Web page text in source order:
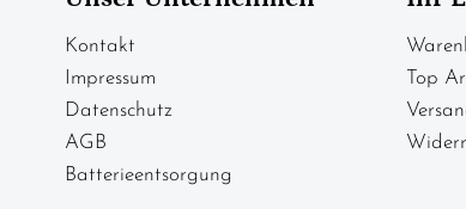
Kontakt
Impressum
Datenschutz
AGB
Batterieentsorgung
Top